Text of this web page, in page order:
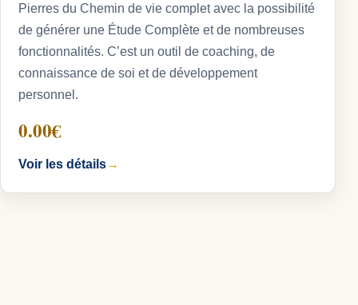
Pierres du Chemin de vie complet avec la possibilité
de générer une Étude Complète et de nombreuses
fonctionnalités. C’est un outil de coaching, de
connaissance de soi et de développement
personnel.
0.00€
Voir les détails→